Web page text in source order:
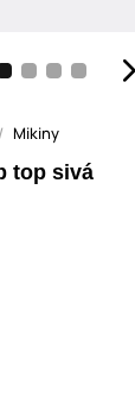
Mikiny
top sivá